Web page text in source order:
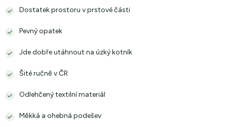
Dostatek prostoru v prstové části
Pevný opatek
Jde dobře utáhnout na úzký kotník
Šité ručně v ČR
Odlehčený textilní materiál
Měkká a ohebná podešev